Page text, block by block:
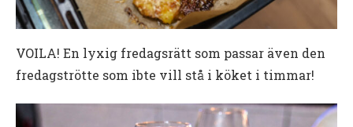
VOILA! En lyxig fredagsrätt som passar även den
fredagströtte som ibte vill stå i köket i timmar!